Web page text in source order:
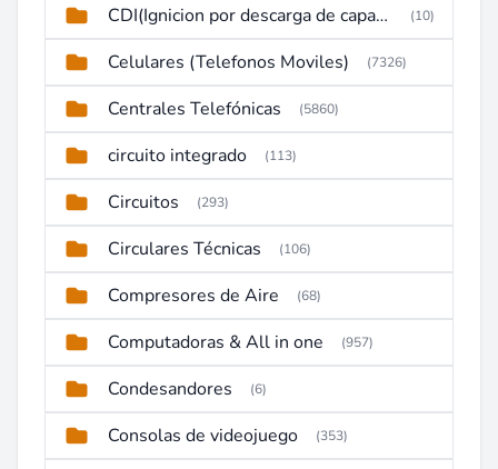
CDI(Ignicion por descarga de capacitor) (10)
Celulares (Telefonos Moviles) (7326)
Centrales Telefónicas (5860)
circuito integrado (113)
Circuitos (293)
Circulares Técnicas (106)
Compresores de Aire (68)
Computadoras & All in one (957)
Condesandores (6)
Consolas de videojuego (353)